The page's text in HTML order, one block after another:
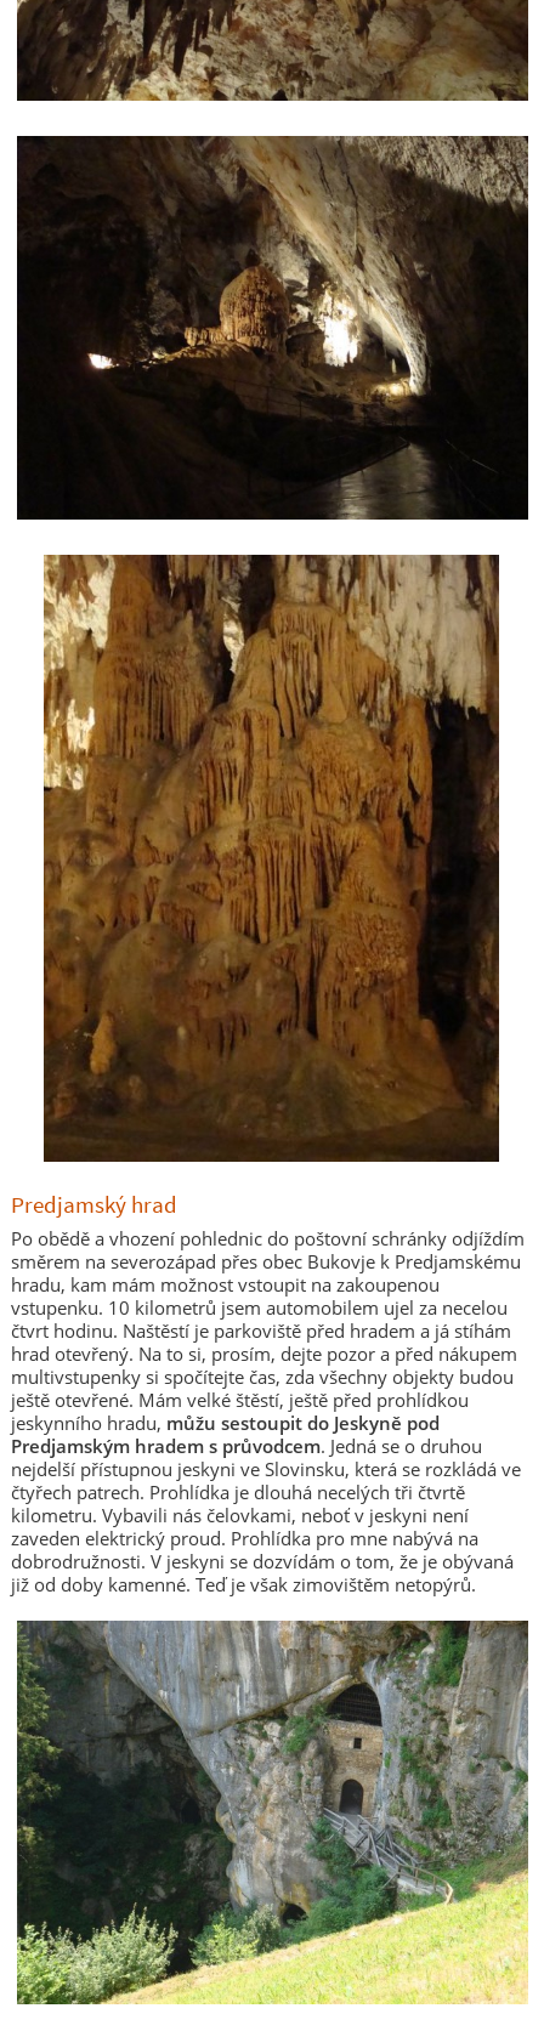
Predjamský hrad
Po obědě a vhození pohlednic do poštovní schránky odjíždím
směrem na severozápad přes obec Bukovje k Predjamskému
hradu, kam mám možnost vstoupit na zakoupenou
vstupenku. 10 kilometrů jsem automobilem ujel za necelou
čtvrt hodinu. Naštěstí je parkoviště před hradem a já stíhám
hrad otevřený. Na to si, prosím, dejte pozor a před nákupem
multivstupenky si spočítejte čas, zda všechny objekty budou
ještě otevřené. Mám velké štěstí, ještě před prohlídkou
jeskynního hradu, můžu sestoupit do Jeskyně pod
Predjamským hradem s průvodcem. Jedná se o druhou
nejdelší přístupnou jeskyni ve Slovinsku, která se rozkládá ve
čtyřech patrech. Prohlídka je dlouhá necelých tři čtvrtě
kilometru. Vybavili nás čelovkami, neboť v jeskyni není
zaveden elektrický proud. Prohlídka pro mne nabývá na
dobrodružnosti. V jeskyni se dozvídám o tom, že je obývaná
již od doby kamenné. Teď je však zimovištěm netopýrů.